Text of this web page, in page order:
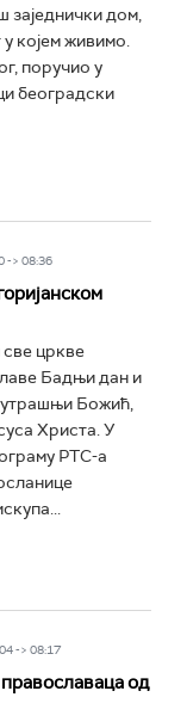
заједнички дом,
у којем живимо.
поручио у
београдски
-> 08:36
цркве
Бадњи дан и
Божић,
Христа. У
РТС-а
-> 08:17
од